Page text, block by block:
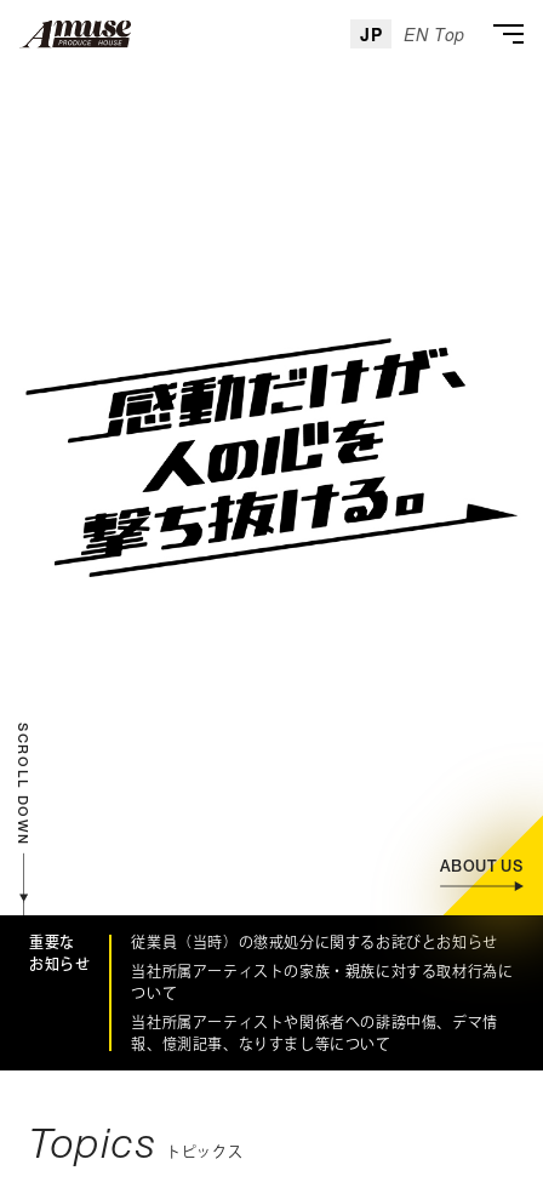
JP EN Top
SCROLL DOWN
ABOUT US
重要な
お知らせ
従業員（当時）の懲戒処分に関するお詫びとお知らせ
当社所属アーティストの家族・親族に対する取材行為に
ついて
当社所属アーティストや関係者への誹謗中傷、デマ情
報、憶測記事、なりすまし等について
Topics トピックス